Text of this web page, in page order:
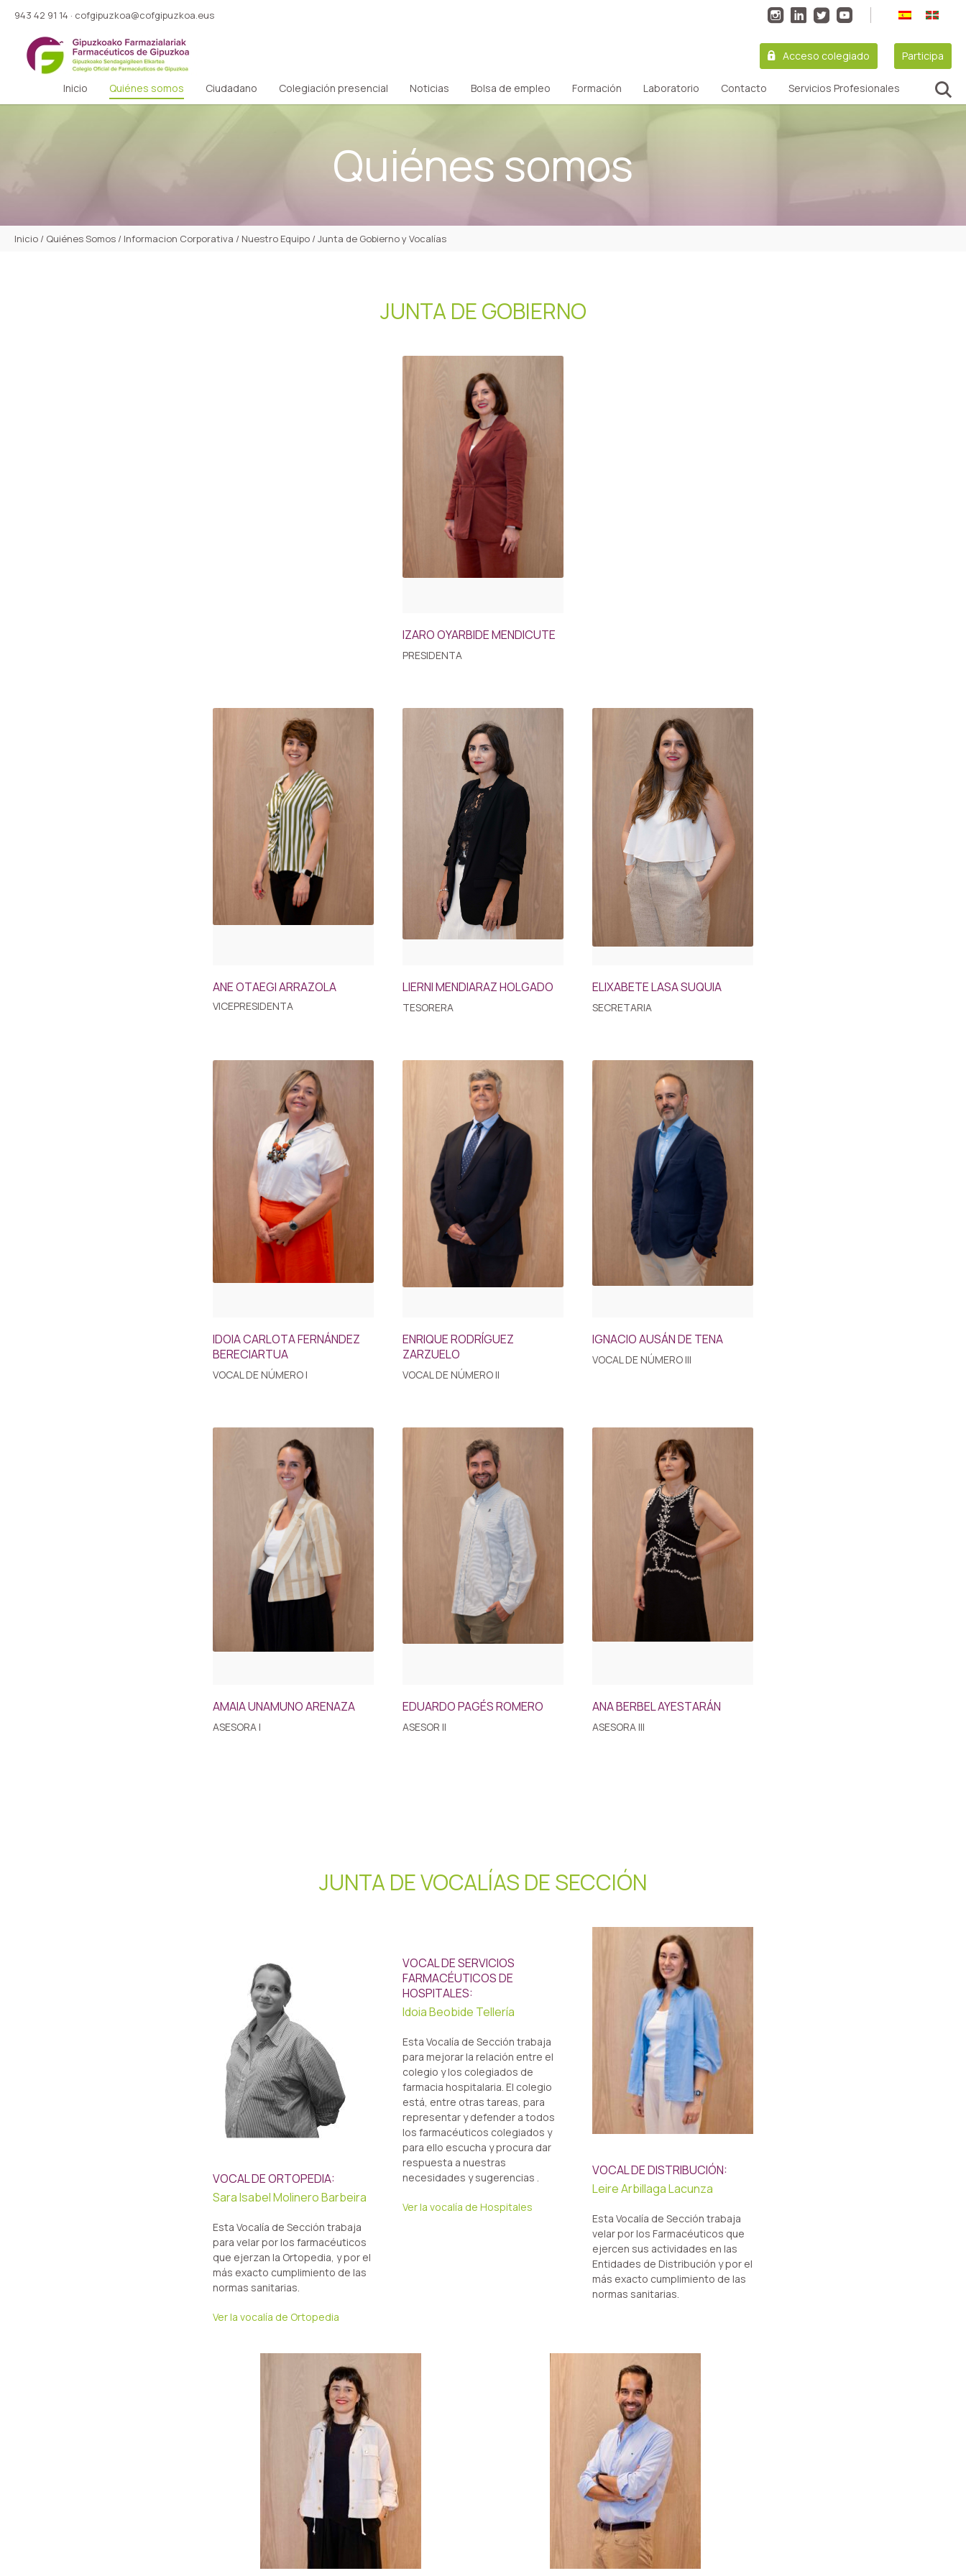
943 42 91 14 · cofgipuzkoa@cofgipuzkoa.eus
Acceso colegiado Participa
Inicio Quiénes somos Ciudadano Colegiación presencial Noticias Bolsa de empleo Formación Laboratorio Contacto Servicios Profesionales
Quiénes somos
Inicio / Quiénes Somos / Informacion Corporativa / Nuestro Equipo / Junta de Gobierno y Vocalías
JUNTA DE GOBIERNO
IZARO OYARBIDE MENDICUTE
PRESIDENTA
ANE OTAEGI ARRAZOLA
VICEPRESIDENTA
LIERNI MENDIARAZ HOLGADO
TESORERA
ELIXABETE LASA SUQUIA
SECRETARIA
IDOIA CARLOTA FERNÁNDEZ
BERECIARTUA
VOCAL DE NÚMERO I
ENRIQUE RODRÍGUEZ
ZARZUELO
VOCAL DE NÚMERO II
IGNACIO AUSÁN DE TENA
VOCAL DE NÚMERO III
AMAIA UNAMUNO ARENAZA
ASESORA I
EDUARDO PAGÉS ROMERO
ASESOR II
ANA BERBEL AYESTARÁN
ASESORA III
JUNTA DE VOCALÍAS DE SECCIÓN
VOCAL DE ORTOPEDIA:
Sara Isabel Molinero Barbeira
Esta Vocalía de Sección trabaja
para velar por los farmacéuticos
que ejerzan la Ortopedia, y por el
más exacto cumplimiento de las
normas sanitarias.
Ver la vocalía de Ortopedia
VOCAL DE SERVICIOS
FARMACÉUTICOS DE
HOSPITALES:
Idoia Beobide Tellería
Esta Vocalía de Sección trabaja
para mejorar la relación entre el
colegio y los colegiados de
farmacia hospitalaria. El colegio
está, entre otras tareas, para
representar y defender a todos
los farmacéuticos colegiados y
para ello escucha y procura dar
respuesta a nuestras
necesidades y sugerencias .
Ver la vocalía de Hospitales
VOCAL DE DISTRIBUCIÓN:
Leire Arbillaga Lacunza
Esta Vocalía de Sección trabaja
velar por los Farmacéuticos que
ejercen sus actividades en las
Entidades de Distribución y por el
más exacto cumplimiento de las
normas sanitarias.